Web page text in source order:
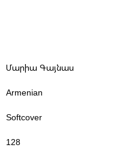
Մարիա Գայնաս
Armenian
Softcover
128